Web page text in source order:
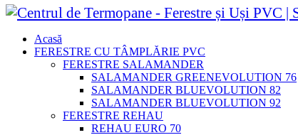
Acasă
FERESTRE CU TÂMPLĂRIE PVC
FERESTRE SALAMANDER
SALAMANDER GREENEVOLUTION 76
SALAMANDER BLUEVOLUTION 82
SALAMANDER BLUEVOLUTION 92
FERESTRE REHAU
REHAU EURO 70